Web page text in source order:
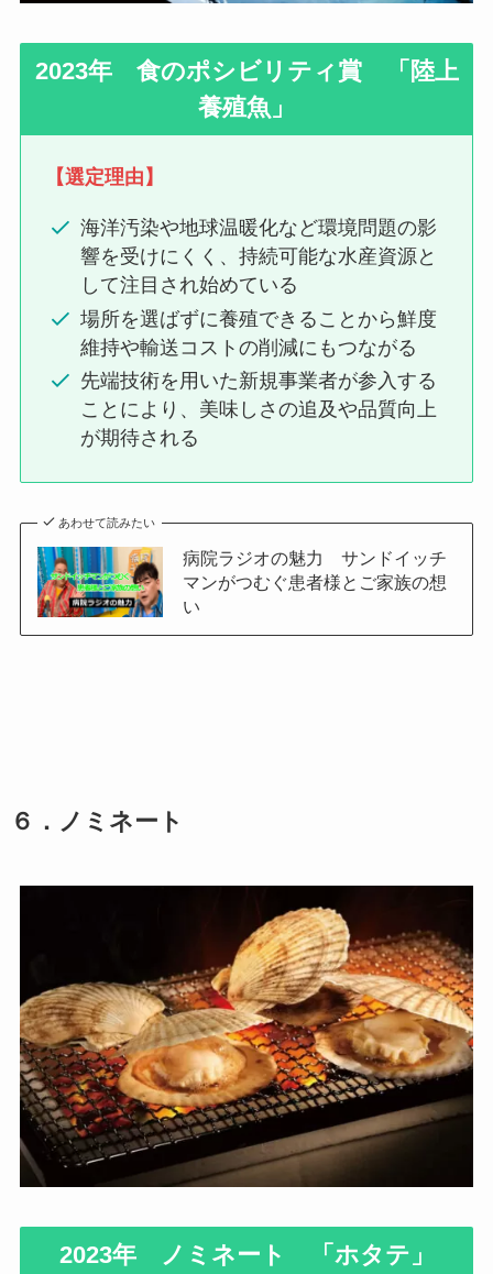
2023年 食のポシビリティ賞 「陸上
養殖魚」
【選定理由】
海洋汚染や地球温暖化など環境問題の影
響を受けにくく、持続可能な水産資源と
して注目され始めている
場所を選ばずに養殖できることから鮮度
維持や輸送コストの削減にもつながる
先端技術を用いた新規事業者が参入する
ことにより、美味しさの追及や品質向上
が期待される
あわせて読みたい
病院ラジオの魅力 サンドイッチ
マンがつむぐ患者様とご家族の想
い
６ ． ノミネート
2023年 ノミネート 「ホタテ」